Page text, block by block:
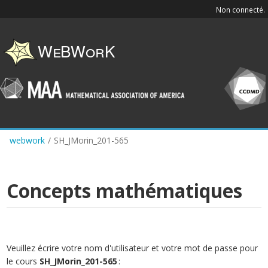
content
Non connecté.
webwork / SH_JMorin_201-565
Concepts mathématiques
Veuillez écrire votre nom d'utilisateur et votre mot de passe pour
le cours SH_JMorin_201-565 :